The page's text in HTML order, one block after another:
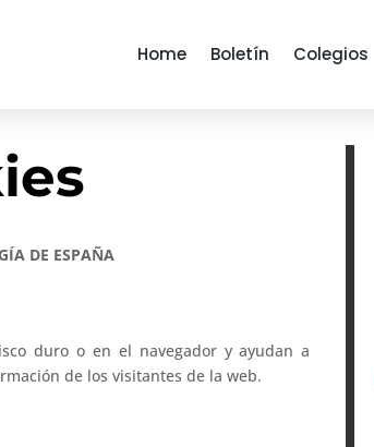
Home Boletín Colegios
DE ESPAÑA
duro o en el navegador y ayudan a
de los visitantes de la web.